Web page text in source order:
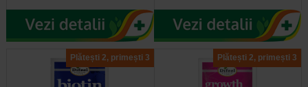
Plătești 2, primești 3 Plătești 2, primești 3